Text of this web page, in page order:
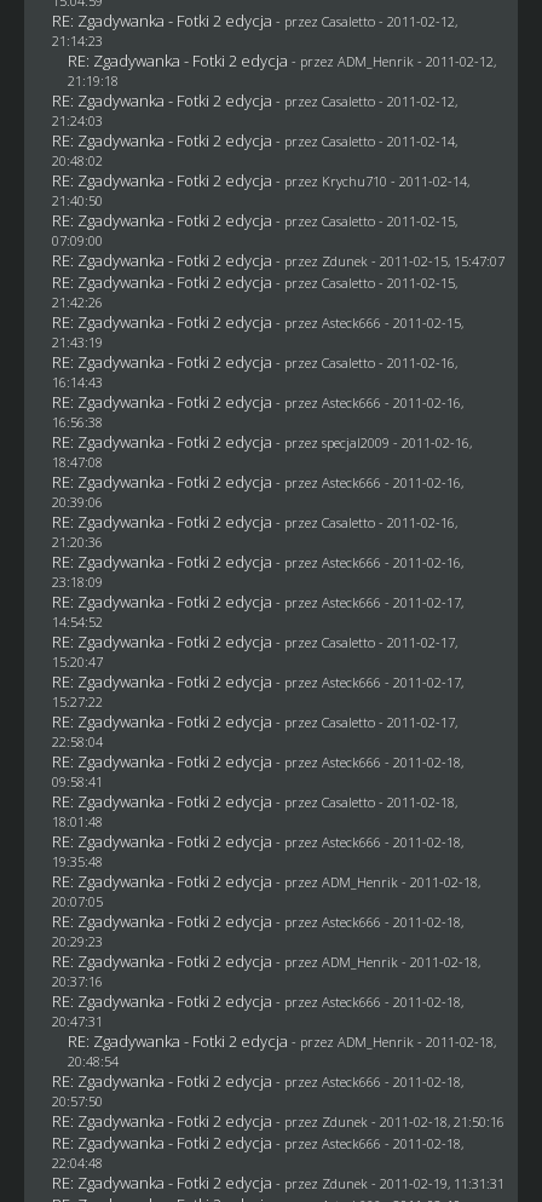
RE: Zgadywanka - Fotki 2 edycja - przez Casaletto- 2011-02-12,
21:14:23
RE: Zgadywanka - Fotki 2 edycja - przez ADM_Henrik - 2011-02-12,
21:19:18
RE: Zgadywanka - Fotki 2 edycja - przez Casaletto- 2011-02-12,
21:24:03
RE: Zgadywanka - Fotki 2 edycja - przez Casaletto- 2011-02-14,
20:48:02
RE: Zgadywanka - Fotki 2 edycja - przez Krychu710 - 2011-02-14,
21:40:50
RE: Zgadywanka - Fotki 2 edycja - przez Casaletto- 2011-02-15,
07:09:00
RE: Zgadywanka - Fotki 2 edycja - przez Zdunek - 2011-02-15, 15:47:07
RE: Zgadywanka - Fotki 2 edycja - przez Casaletto- 2011-02-15,
21:42:26
RE: Zgadywanka - Fotki 2 edycja - przez Asteck666 - 2011-02-15,
21:43:19
RE: Zgadywanka - Fotki 2 edycja - przez Casaletto- 2011-02-16,
16:14:43
RE: Zgadywanka - Fotki 2 edycja - przez Asteck666 - 2011-02-16,
16:56:38
RE: Zgadywanka - Fotki 2 edycja - przez specjal2009 - 2011-02-16,
18:47:08
RE: Zgadywanka - Fotki 2 edycja - przez Asteck666 - 2011-02-16,
20:39:06
RE: Zgadywanka - Fotki 2 edycja - przez Casaletto- 2011-02-16,
21:20:36
RE: Zgadywanka - Fotki 2 edycja - przez Asteck666 - 2011-02-16,
23:18:09
RE: Zgadywanka - Fotki 2 edycja - przez Asteck666 - 2011-02-17,
14:54:52
RE: Zgadywanka - Fotki 2 edycja - przez Casaletto- 2011-02-17,
15:20:47
RE: Zgadywanka - Fotki 2 edycja - przez Asteck666 - 2011-02-17,
15:27:22
RE: Zgadywanka - Fotki 2 edycja - przez Casaletto- 2011-02-17,
22:58:04
RE: Zgadywanka - Fotki 2 edycja - przez Asteck666 - 2011-02-18,
09:58:41
RE: Zgadywanka - Fotki 2 edycja - przez Casaletto- 2011-02-18,
18:01:48
RE: Zgadywanka - Fotki 2 edycja - przez Asteck666 - 2011-02-18,
19:35:48
RE: Zgadywanka - Fotki 2 edycja - przez ADM_Henrik - 2011-02-18,
20:07:05
RE: Zgadywanka - Fotki 2 edycja - przez Asteck666 - 2011-02-18,
20:29:23
RE: Zgadywanka - Fotki 2 edycja - przez ADM_Henrik - 2011-02-18,
20:37:16
RE: Zgadywanka - Fotki 2 edycja - przez Asteck666 - 2011-02-18,
20:47:31
RE: Zgadywanka - Fotki 2 edycja - przez ADM_Henrik - 2011-02-18,
20:48:54
RE: Zgadywanka - Fotki 2 edycja - przez Asteck666 - 2011-02-18,
20:57:50
RE: Zgadywanka - Fotki 2 edycja - przez Zdunek - 2011-02-18, 21:50:16
RE: Zgadywanka - Fotki 2 edycja - przez Asteck666 - 2011-02-18,
22:04:48
RE: Zgadywanka - Fotki 2 edycja - przez Zdunek - 2011-02-19, 11:31:31